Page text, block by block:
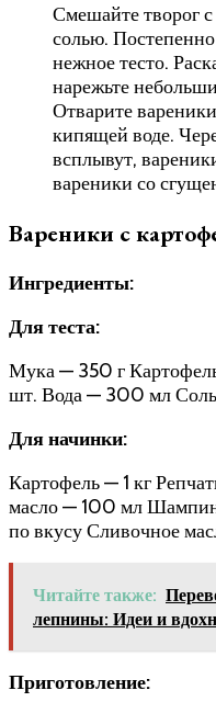
Смешайте творог
солью.
нежное тесто.
нарежьте
Отварите
кипящей воде.
всплывут,
вареники со
Вареники с
Ингредиенты:
Для теста:
Мука — 350 г
шт. Вода — 300 мл
Для начинки:
Картофель — 1 кг
масло — 100 мл
по вкусу Сливочное
Читайте также:
лепнины: Идеи и
Приготовление: